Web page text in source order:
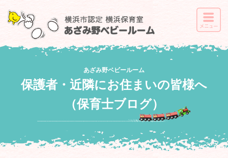
あざみ野ベビールーム
保護者・近隣にお住まいの皆様へ
（保育士ブログ）